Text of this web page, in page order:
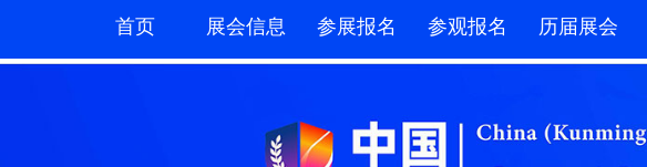
首页 展会信息 参展报名 参观报名 历届展会